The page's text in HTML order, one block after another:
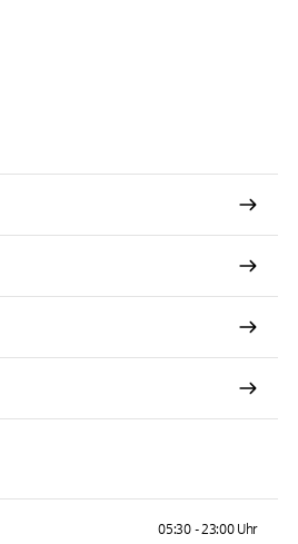
05:30 - 23:00 Uhr